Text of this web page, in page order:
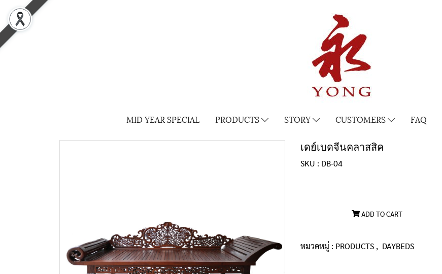
MID YEAR SPECIAL PRODUCTS STORY CUSTOMERS FAQ
เดย์เบดจีนคลาสสิค
SKU : DB-04
ADD TO CART
หมวดหมู่ : PRODUCTS , DAYBEDS